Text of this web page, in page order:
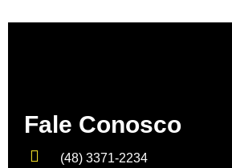
Fale Conosco
(48) 3371-2234